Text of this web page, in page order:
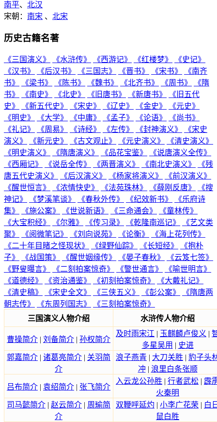
南平、 北汉
宋朝： 南宋 、 北宋
历史古籍名著
《三国演义》 《水浒传》 《西游记》 《红楼梦》
《史记》
《汉书》
《后汉书》 《三国志》 《晋书》 《宋书》
《南齐
书》
《梁书》 《陈书》 《魏书》 《北齐书》 《周书》
《隋
书》
《南史》 《北史》 《旧唐书》 《新唐书》
《旧五代
史》
《新五代史》 《宋史》 《辽史》 《金史》
《元史》
《明史》
《大学》 《中庸》 《孟子》 《论语》
《尚书》
《礼记》
《周易》 《诗经》 《左传》 《封神演义》
《宋史
演义》
《新元史》 《古文观止》 《元史演义》
《清史演义》
《明史演义》
《隋唐演义》 《品花宝鉴》
《说唐演义全传》
《西厢记》
《说岳全传》 《两晋演义》 《南北史演义》
《残
唐五代史演义》
《后汉演义》 《杨家将演义》
《前汉演义》
《醒世恒言》
《浓情快史》 《法苑珠林》 《薛刚反唐》
《搜
神记》
《梦溪笔谈》 《春秋外传》 《纪效新书》
《乐府诗
集》
《施公案》 《世说新语》 《三命通会》
《童林传》
《大宝积经》
《尔雅》 《传习录》 《乾隆南巡记》
《艺文类
聚》
《阅微笔记》 《刘向说苑》 《论衡》
《海上花列传》
《二十年目睹之怪现状》
《绿野仙踪》 《长短经》
《抱朴
子》
《战国策》 《醒世姻缘传》 《晏子春秋》
《云笈七签》
《野叟曝言》
《二刻拍案惊奇》 《警世通言》
《喻世明言》
《道德经》
《资治通鉴》 《初刻拍案惊奇》
《大戴礼记》
《清史稿》
《宋史全文》 《三侠五义》 《彭公案》
《隋唐两
朝志传》
《东周列国志》
《三刻拍案惊奇》
三国演义人物介绍
水浒传人物介绍
曹操简介 | 刘备简介 | 孙权简介
及时雨宋江 | 玉麒麟卢俊义 |
多星吴用 | 史进
郭嘉简介 | 诸葛亮简介 | 关羽简
介
浪子燕青 | 大刀关胜 | 豹子头
冲 | 浪里白条张顺
吕布简介 | 袁绍简介 | 张飞简介
入云龙公孙胜 | 行者武松 | 霹
火秦明
司马懿简介 | 赵云简介 | 周瑜简
介
双鞭呼延灼 | 小李广花荣 | 白
鼠白胜